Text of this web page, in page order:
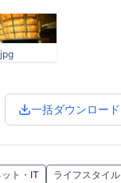
一括ダウンロード
ット・IT ライフスタイル